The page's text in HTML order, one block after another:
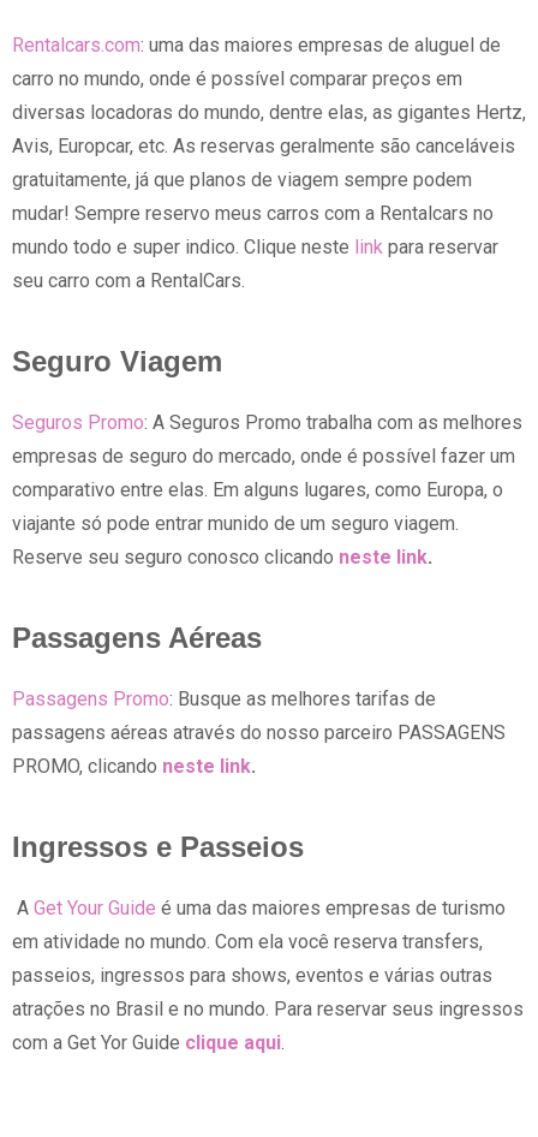
Rentalcars.com: uma das maiores empresas de aluguel de
carro no mundo, onde é possível comparar preços em
diversas locadoras do mundo, dentre elas, as gigantes Hertz,
Avis, Europcar, etc. As reservas geralmente são canceláveis
gratuitamente, já que planos de viagem sempre podem
mudar! Sempre reservo meus carros com a Rentalcars no
mundo todo e super indico. Clique neste link para reservar
seu carro com a RentalCars.
Seguro Viagem
Seguros Promo: A Seguros Promo trabalha com as melhores
empresas de seguro do mercado, onde é possível fazer um
comparativo entre elas. Em alguns lugares, como Europa, o
viajante só pode entrar munido de um seguro viagem.
Reserve seu seguro conosco clicando neste link.
Passagens Aéreas
Passagens Promo: Busque as melhores tarifas de
passagens aéreas através do nosso parceiro PASSAGENS
PROMO, clicando neste link.
Ingressos e Passeios
A Get Your Guide é uma das maiores empresas de turismo
em atividade no mundo. Com ela você reserva transfers,
passeios, ingressos para shows, eventos e várias outras
atrações no Brasil e no mundo. Para reservar seus ingressos
com a Get Yor Guide clique aqui.